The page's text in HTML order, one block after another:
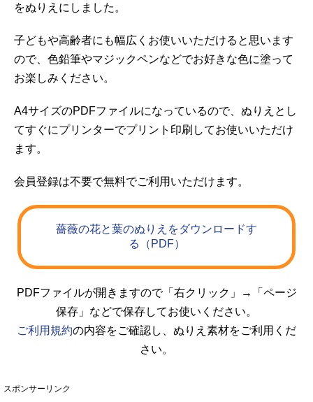
をぬりえにしました。
子どもや高齢者にも幅広くお使いいただけると思います
ので、色鉛筆やマジックペンなどでお好きな色に塗って
お楽しみください。
A4サイズのPDFファイルになっているので、ぬりえとし
てすぐにプリンターでプリント印刷してお使いいただけ
ます。
会員登録は不要で無料でご利用いただけます。
薔薇の花と葉のぬりえをダウンロードす
る（PDF）
PDFファイルが開きますので「右クリック」→「ページ
保存」などで保存してお使いください。
ご利用規約の内容をご確認し、ぬりえ素材をご利用くだ
さい。
スポンサーリンク